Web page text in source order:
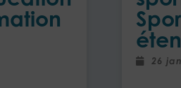
26